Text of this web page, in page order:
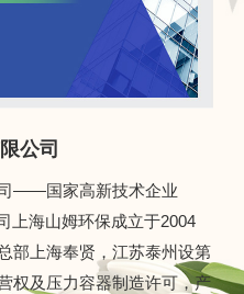
公司
——国家高新技术企业
上海山姆环保成立于2004
部上海奉贤，江苏泰州设第
权及压力容器制造许可，产